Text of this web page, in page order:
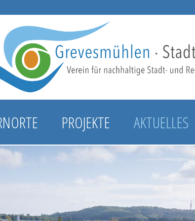
PROJEKTE AKTUELLES